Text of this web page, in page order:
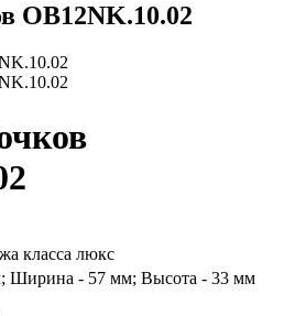
OB12NK.10.02
класса люкс
Ширина - 57 мм; Высота - 33 мм